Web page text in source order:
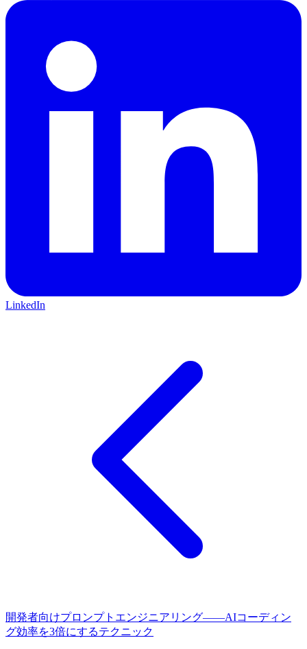
LinkedIn
開発者向けプロンプトエンジニアリング——AIコーディン
グ効率を3倍にするテクニック